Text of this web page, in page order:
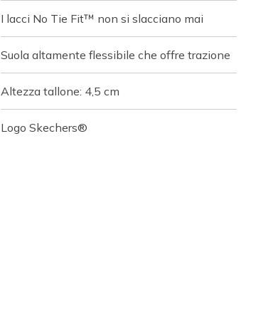
I lacci No Tie Fit™ non si slacciano mai
Suola altamente flessibile che offre trazione
Altezza tallone: 4,5 cm
Logo Skechers®